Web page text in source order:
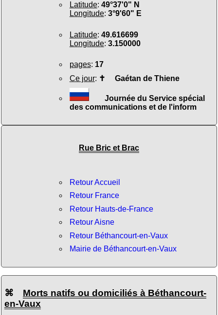
Latitude: 49°37'0" N
Longitude: 3°9'60" E
Latitude: 49.616699
Longitude: 3.150000
pages: 17
Ce jour: ✝ Gaétan de Thiene
Journée du Service spécial
des communications et de l'inform
Rue Bric et Brac
Retour Accueil
Retour France
Retour Hauts-de-France
Retour Aisne
Retour Béthancourt-en-Vaux
Mairie de Béthancourt-en-Vaux
⌘ Morts natifs ou domiciliés à Béthancourt-
en-Vaux